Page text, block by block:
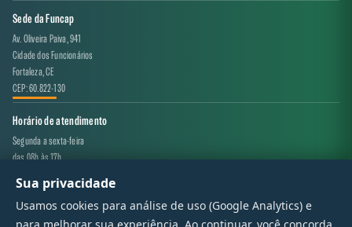
Sede da Funcap
Av. Oliveira Paiva, 941
Cidade dos Funcionários
Fortaleza, CE
CEP: 60.822-130
Horário de atendimento
Segunda a sexta-feira
das 08h às 17h
Canal de atendimento
projeto.avaliacao@funcap.ce.gov.br
Sua privacidade
Usamos cookies para análise de uso (Google Analytics) e